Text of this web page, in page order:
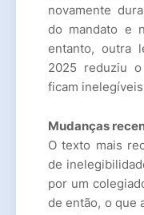
novamente
do mandato e
entanto, outra
2025 reduziu
ficam
Mudanças
O texto mais
de
por um
de então, o que